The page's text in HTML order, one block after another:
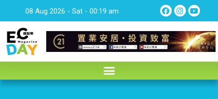
08 Aug 2026 - Sat - 00:19 am